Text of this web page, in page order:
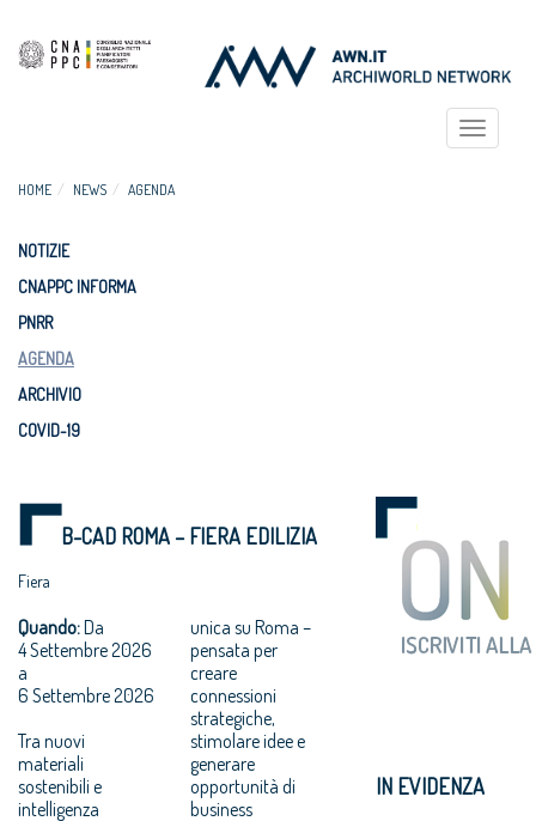
Toggle
HOME NEWS AGENDA
NOTIZIE
CNAPPC INFORMA
PNRR
AGENDA
ARCHIVIO
COVID-19
B-CAD ROMA – FIERA EDILIZIA
Fiera
Quando:Da
4 Settembre 2026
a
6 Settembre 2026
Tra nuovi
materiali
sostenibili e
intelligenza
unica su Roma –
pensata per
creare
connessioni
strategiche,
stimolare idee e
generare
opportunità di
business
IN EVIDENZA